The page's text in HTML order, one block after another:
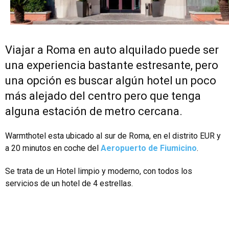
Viajar a Roma en auto alquilado puede ser
una experiencia bastante estresante, pero
una opción es buscar algún hotel un poco
más alejado del centro pero que tenga
alguna estación de metro cercana.
Warmthotel esta ubicado al sur de Roma, en el distrito EUR y
a 20 minutos en coche del Aeropuerto de Fiumicino.
Se trata de un Hotel limpio y moderno, con todos los
servicios de un hotel de 4 estrellas.